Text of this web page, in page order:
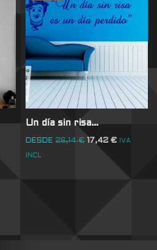
Un día sin risa…
DESDE 26,14€ 17,42€ IVA
INCL